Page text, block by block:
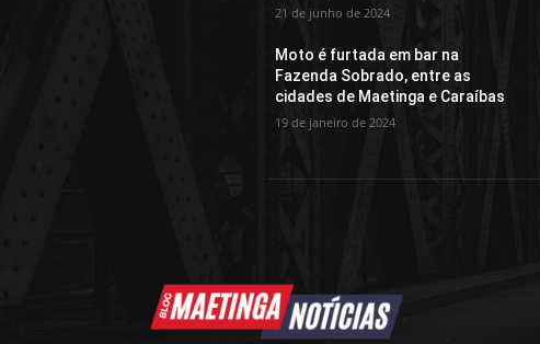
21 de junho de 2024
Moto é furtada em bar na
Fazenda Sobrado, entre as
cidades de Maetinga e Caraíbas
19 de janeiro de 2024